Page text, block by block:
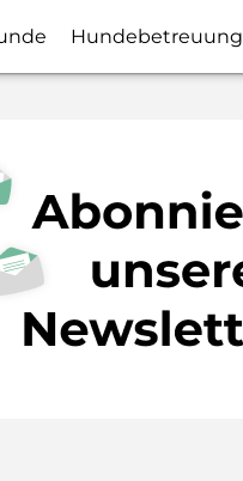
Hundebetreuung